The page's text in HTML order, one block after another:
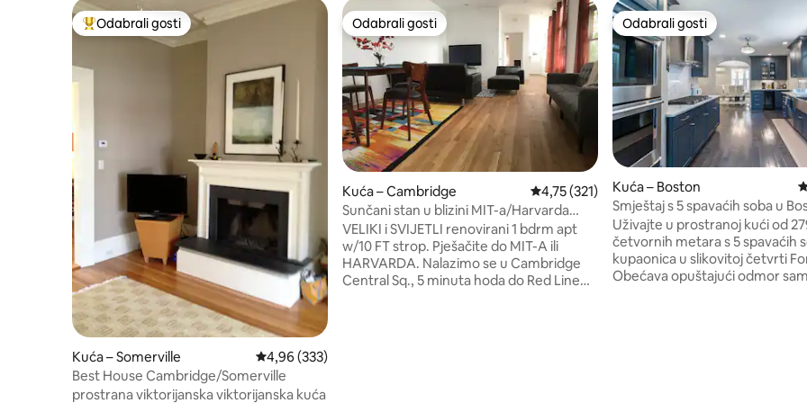
Među najviše rangiranima s oznakom „Odabrali gosti”
Odabrali gosti
Kuća – Somerville Prosječna ocjena: 4,96/5, recenzija: 333
4,96 (333)
Best House Cambridge/Somerville
prostrana viktorijanska viktorijanska kuća
Odabrali gosti
Odabrali gosti
Kuća – Cambridge Prosječna ocjena: 4,75/5, recenzija: 321
4,75 (321)
Sunčani stan u blizini MIT-a/Harvarda
Central Sq-Besplatno parkiranje
VELIKI i SVIJETLI renovirani 1 bdrm apt
w/10 FT strop. Pješačite do MIT-A ili
HARVARDA. Nalazimo se u Cambridge
Central Sq., 5 minuta hoda do Red Line
Odabrali gosti
Odabrali gosti
Kuća – Boston
Smještaj s 5 spavaćih soba u
besplatnim parkirnim mjestom i
dvorištem – za 12 osoba
Uživajte u prostranoj kući od
četvornih metara s 5 spavaćih
kupaonica u slikovitoj četvrti
Obećava opuštajući odmor